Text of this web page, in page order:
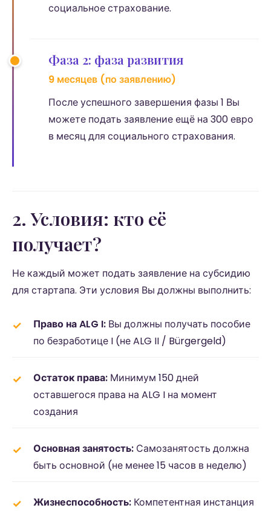
социальное страхование.
Фаза 2: фаза развития
9 месяцев (по заявлению)
После успешного завершения фазы 1 Вы
можете подать заявление ещё на 300 евро
в месяц для социального страхования.
2. Условия: кто её
получает?
Не каждый может подать заявление на субсидию
для стартапа. Эти условия Вы должны выполнить:
Право на ALG I: Вы должны получать пособие
по безработице I (не ALG II / Bürgergeld)
Остаток права: Минимум 150 дней
оставшегося права на ALG I на момент
создания
Основная занятость: Самозанятость должна
быть основной (не менее 15 часов в неделю)
Жизнеспособность: Компетентная инстанция